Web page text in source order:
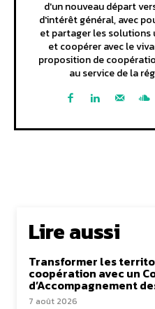
d'un nouveau départ
d'intérêt général, avec
et partager les solutions
et coopérer avec le
proposition de
au service de la
Lire aussi
Transformer les
coopération avec un
d’Accompagnement
7 août 2026